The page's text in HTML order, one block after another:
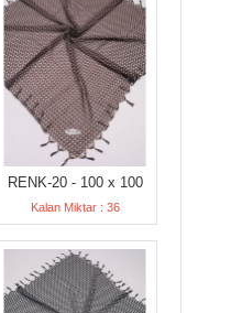
RENK-20 - 100 x 100
Kalan Miktar : 36